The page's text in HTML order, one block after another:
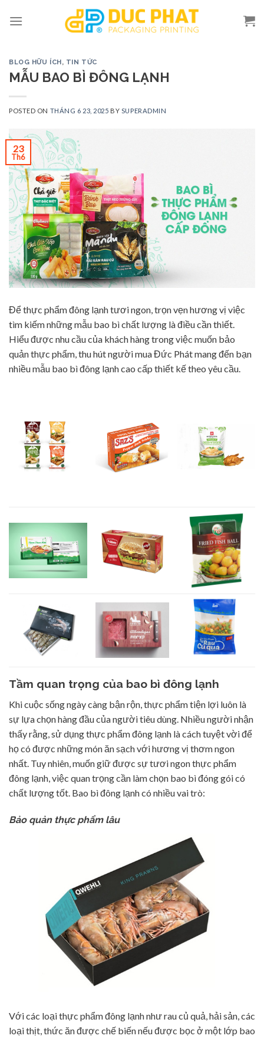
BLOG HỮU ÍCH, TIN TỨC
MẪU BAO BÌ ĐÔNG LẠNH
POSTED ON THÁNG 6 23, 2025 BY SUPERADMIN
23
Th6
Để thực phẩm đông lạnh tươi ngon, trọn vẹn hương vị việc
tìm kiếm những mẫu bao bì chất lượng là điều cần thiết.
Hiểu được nhu cầu của khách hàng trong việc muốn bảo
quản thực phẩm, thu hút người mua Đức Phát mang đến bạn
nhiều mẫu bao bì đông lạnh cao cấp thiết kế theo yêu cầu.
Tầm quan trọng của bao bì đông lạnh
Khi cuộc sống ngày càng bận rộn, thực phẩm tiện lợi luôn là
sự lựa chọn hàng đầu của người tiêu dùng. Nhiều người nhận
thấy rằng, sử dụng thực phẩm đông lạnh là cách tuyệt vời để
họ có được những món ăn sạch với hương vị thơm ngon
nhất. Tuy nhiên, muốn giữ được sự tươi ngon thực phẩm
đông lạnh, việc quan trọng cần làm chọn bao bì đóng gói có
chất lượng tốt. Bao bì đông lạnh có nhiều vai trò:
Bảo quản thực phẩm lâu
Với các loại thực phẩm đông lạnh như rau củ quả, hải sản, các
loại thịt, thức ăn được chế biến nếu được bọc ở một lớp bao